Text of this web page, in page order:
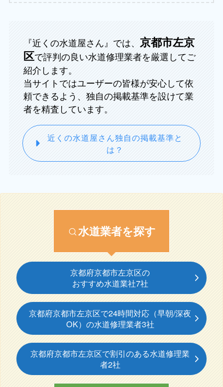
『近くの水道屋さん』では、 京都市左京
区で評判の良い水道修理業者を厳選してご
紹介します。
当サイトではユーザーの皆様が安心して依
頼できるよう、独自の掲載基準を設けて業
者を精査しています。
近くの水道屋さん独自の掲載基準と
は？
水道業者を探す
京都府京都市左京区の
おすすめ水道業社7社
京都府京都市左京区で24時間対応（早朝/深夜
OK）の水道修理業者3社
京都府京都市左京区で割引のある水道修理業
者2社